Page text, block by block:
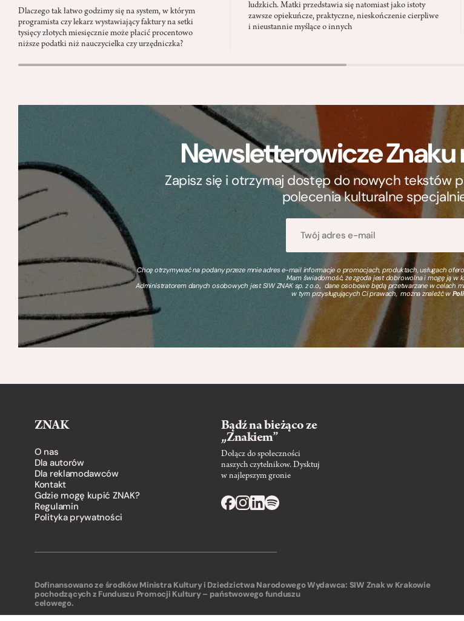
Dlaczego tak łatwo godzimy się na system, w którym
programista czy lekarz wystawiający faktury na setki
tysięcy złotych miesięcznie może płacić procentowo
niższe podatki niż nauczycielka czy urzędniczka?
ludzkich. Matki przedstawia się natomiast jako istoty
zawsze opiekuńcze, praktyczne, nieskończenie cierpliwe
i nieustannie myślące o innych
Newsletterowicze Znaku
Zapisz się i otrzymaj dostęp do nowych tekstów
polecenia kulturalne
Chcę otrzymywać na podany przeze mnie adres e-mail informacje o promocjach, produktach, usługach
Mam świadomość, że zgoda jest dobrowolna i mogę ją w
Administratorem danych osobowych jest SIW ZNAK sp. z o.o., dane osobowe będą przetwarzane w celach
w tym przysługujących Ci prawach, można znaleźć w
ZNAK
O nas
Dla autorów
Dla reklamodawców
Kontakt
Gdzie mogę kupić ZNAK?
Regulamin
Polityka prywatności
Bądź na bieżąco ze
„Znakiem”
Dołącz do społeczności
naszych czytelnikow. Dysktuj
w najlepszym gronie
Dofinansowano ze środków Ministra Kultury i Dziedzictwa Narodowego
pochodzących z Funduszu Promocji Kultury – państwowego funduszu
celowego.
Wydawca: SIW Znak w Krakowie